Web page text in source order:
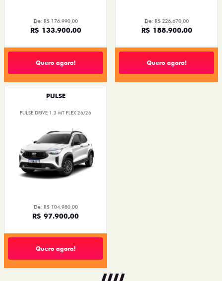
De: R$ 176.990,00
R$ 133.900,00
Quero agora!
De: R$ 226.670,00
R$ 188.900,00
Quero agora!
PULSE
PULSE DRIVE 1.3 MT FLEX 26/26
De: R$ 104.980,00
R$ 97.900,00
Quero agora!